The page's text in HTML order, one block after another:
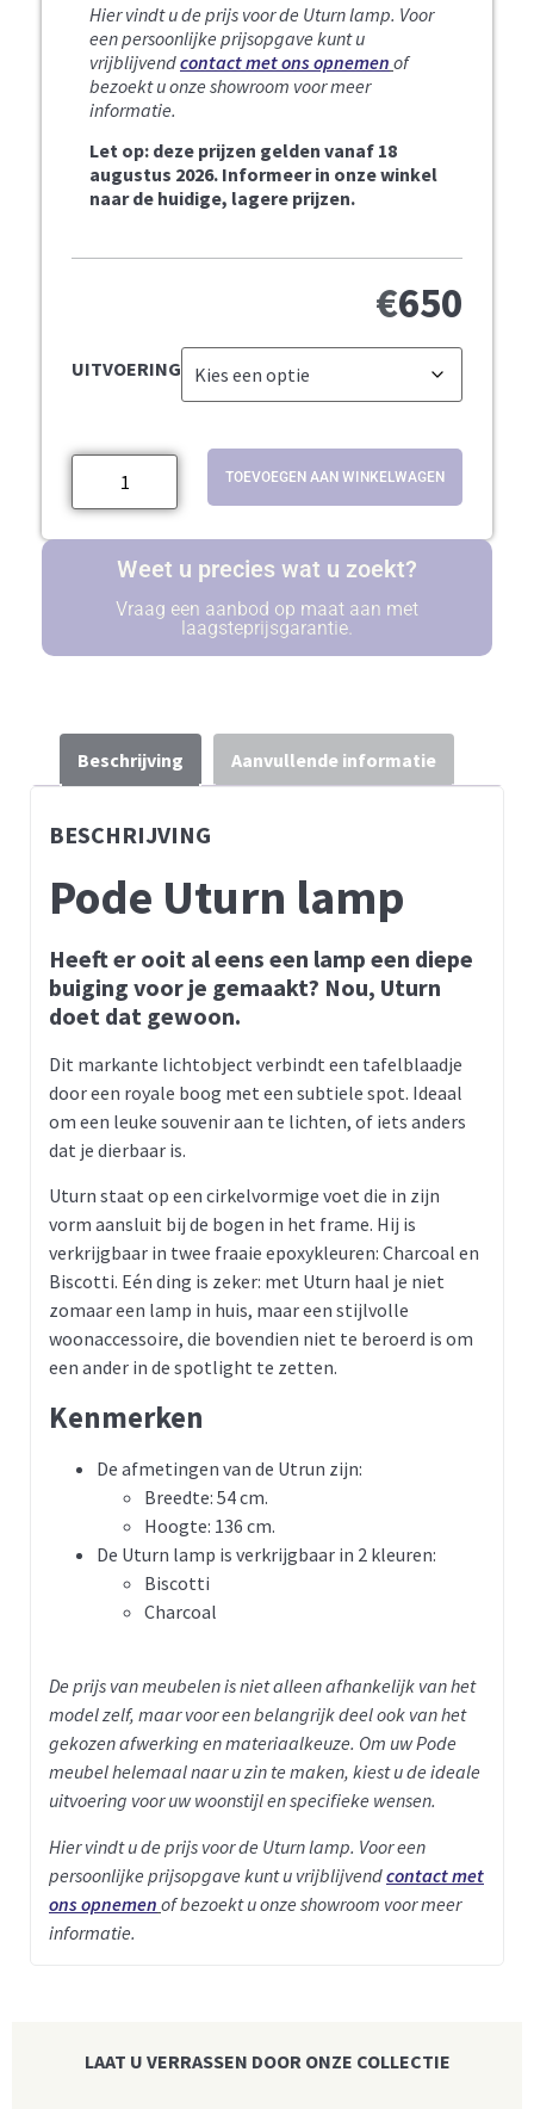
Hier vindt u de prijs voor de Uturn lamp. Voor
een persoonlijke prijsopgave kunt u
vrijblijvendcontact met ons opnemen of
bezoekt u onze showroom voor meer
informatie.
Let op: deze prijzen gelden vanaf 18
augustus 2026. Informeer in onze winkel
naar de huidige, lagere prijzen.
€650
UITVOERING
TOEVOEGEN AAN WINKELWAGEN
Weet u precies wat u zoekt?
Vraag een aanbod op maat aan met
laagsteprijsgarantie.
Beschrijving Aanvullende informatie
BESCHRIJVING
Pode Uturn lamp
Heeft er ooit al eens een lamp een diepe
buiging voor je gemaakt? Nou, Uturn
doet dat gewoon.
Dit markante lichtobject verbindt een tafelblaadje
door een royale boog met een subtiele spot. Ideaal
om een leuke souvenir aan te lichten, of iets anders
dat je dierbaar is.
Uturn staat op een cirkelvormige voet die in zijn
vorm aansluit bij de bogen in het frame. Hij is
verkrijgbaar in twee fraaie epoxykleuren: Charcoal en
Biscotti. Eén ding is zeker: met Uturn haal je niet
zomaar een lamp in huis, maar een stijlvolle
woonaccessoire, die bovendien niet te beroerd is om
een ander in de spotlight te zetten.
Kenmerken
De afmetingen van de Utrun zijn:
Breedte: 54 cm.
Hoogte: 136 cm.
De Uturn lamp is verkrijgbaar in 2 kleuren:
Biscotti
Charcoal
De prijs van meubelen is niet alleen afhankelijk van het
model zelf, maar voor een belangrijk deel ook van het
gekozen afwerking en materiaalkeuze. Om uw Pode
meubel helemaal naar u zin te maken, kiest u de ideale
uitvoering voor uw woonstijl en specifieke wensen.
Hier vindt u de prijs voor de Uturn lamp. Voor een
persoonlijke prijsopgave kunt u vrijblijvendcontact met
ons opnemen of bezoekt u onze showroom voor meer
informatie.
LAAT U VERRASSEN DOOR ONZE COLLECTIE